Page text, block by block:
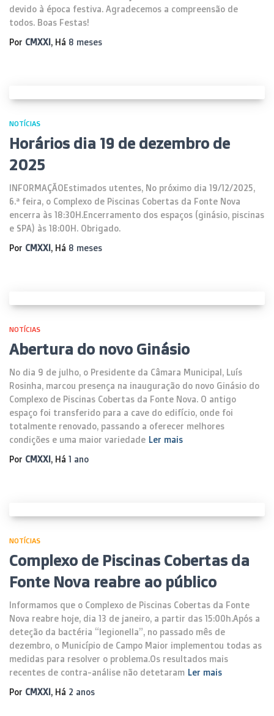
devido à época festiva. Agradecemos a compreensão de
todos. Boas Festas!
Por CMXXI, Há 8 meses
NOTÍCIAS
Horários dia 19 de dezembro de
2025
INFORMAÇÃOEstimados utentes, No próximo dia 19/12/2025,
6.ª feira, o Complexo de Piscinas Cobertas da Fonte Nova
encerra às 18:30H.Encerramento dos espaços (ginásio, piscinas
e SPA) às 18:00H. Obrigado.
Por CMXXI, Há 8 meses
NOTÍCIAS
Abertura do novo Ginásio
No dia 9 de julho, o Presidente da Câmara Municipal, Luís
Rosinha, marcou presença na inauguração do novo Ginásio do
Complexo de Piscinas Cobertas da Fonte Nova. O antigo
espaço foi transferido para a cave do edifício, onde foi
totalmente renovado, passando a oferecer melhores
condições e uma maior variedade Ler mais
Por CMXXI, Há 1 ano
NOTÍCIAS
Complexo de Piscinas Cobertas da
Fonte Nova reabre ao público
Informamos que o Complexo de Piscinas Cobertas da Fonte
Nova reabre hoje, dia 13 de janeiro, a partir das 15:00h.Após a
deteção da bactéria “legionella”, no passado mês de
dezembro, o Município de Campo Maior implementou todas as
medidas para resolver o problema.Os resultados mais
recentes de contra-análise não detetaram Ler mais
Por CMXXI, Há 2 anos